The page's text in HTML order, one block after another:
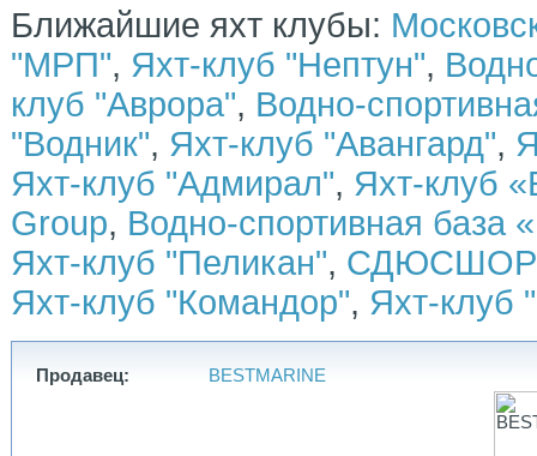
Ближайшие яхт клубы:
"МРП", Яхт-клуб "Нептун",
клуб "Аврора", Водно-
"Водник", Яхт-клуб "Авангард",
Яхт-клуб "Адмирал", Яхт-клуб
Group, Водно-спортивная база
Яхт-клуб "Пеликан", СДЮСШОР
Яхт-клуб "Командор", Яхт-клуб
Продавец: BESTMARINE